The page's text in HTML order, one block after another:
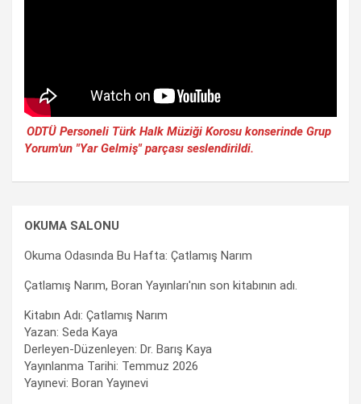
ODTÜ Personeli Türk Halk Müziği Korosu konserinde Grup
Yorum'un "Yar Gelmiş" parçası seslendirildi.
OKUMA SALONU
Okuma Odasında Bu Hafta: Çatlamış Narım
Çatlamış Narım, Boran Yayınları'nın son kitabının adı.
Kitabın Adı: Çatlamış Narım
Yazan: Seda Kaya
Derleyen-Düzenleyen: Dr. Barış Kaya
Yayınlanma Tarihi: Temmuz 2026
Yayınevi: Boran Yayınevi